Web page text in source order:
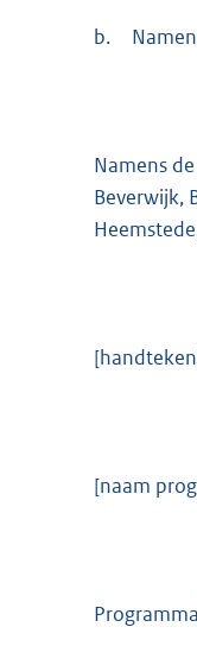
b.
Namens
Beverwijk,
[naam